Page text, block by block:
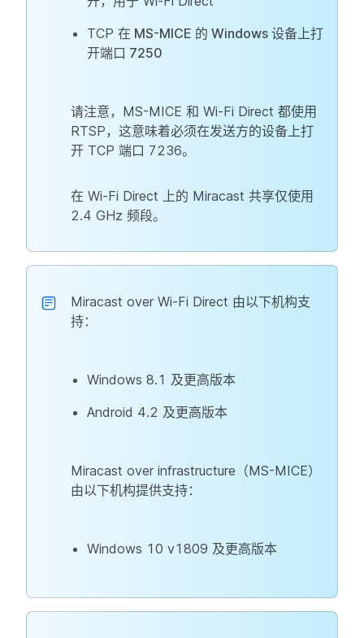
TCP 在 MS-MICE 的 Windows 设备上打
开端口 7250
请注意，MS-MICE 和 Wi-Fi Direct 都使用
RTSP，这意味着必须在发送方的设备上打
开 TCP 端口 7236。
在 Wi-Fi Direct 上的 Miracast 共享仅使用
2.4 GHz 频段。
Miracast over Wi-Fi Direct 由以下机构支
持：
Windows 8.1 及更高版本
Android 4.2 及更高版本
Miracast over infrastructure（MS-MICE）
由以下机构提供支持：
Windows 10 v1809 及更高版本